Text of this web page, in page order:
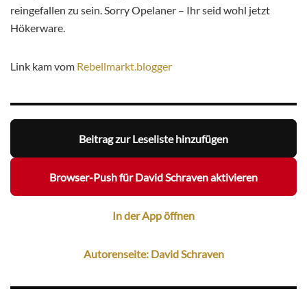
reingefallen zu sein. Sorry Opelaner – Ihr seid wohl jetzt
Hökerware.
Link kam vom Rebellmarkt.blogger
Beitrag zur Leseliste hinzufügen
Browser-Push für David Schraven aktivieren
In der App öffnen
Autorenseite: David Schraven